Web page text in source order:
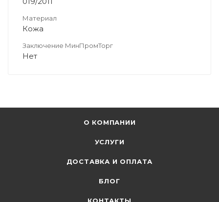
Материал
Кожа
Заключение МинПромТорг
Нет
О КОМПАНИИ
УСЛУГИ
ДОСТАВКА И ОПЛАТА
БЛОГ